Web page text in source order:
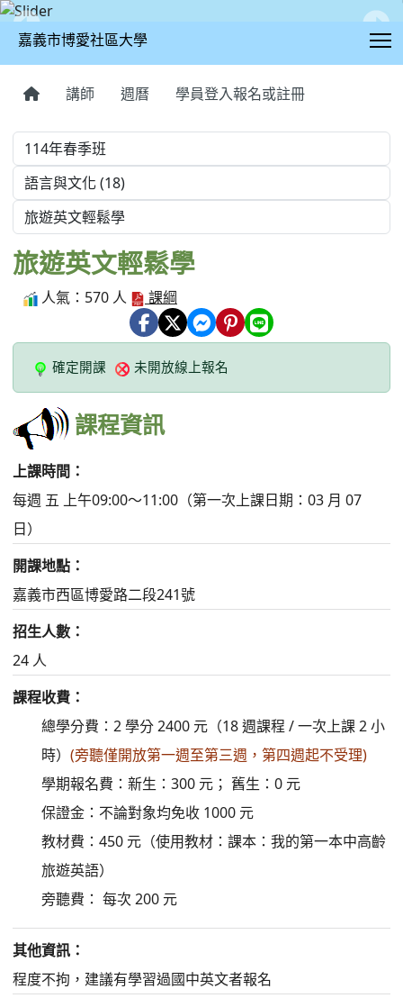
嘉義市博愛社區大學
講師 週曆 學員登入報名或註冊
學期
學程
課程
旅遊英文輕鬆學
人氣：570 人 課綱
確定開課 未開放線上報名
課程資訊
上課時間：
每週 五 上午09:00～11:00（第一次上課日期：03 月 07
日）
開課地點：
嘉義市西區博愛路二段241號
招生人數：
24 人
課程收費：
總學分費：2 學分 2400 元（18 週課程 / 一次上課 2 小
時） (旁聽僅開放第一週至第三週，第四週起不受理)
學期報名費：新生：300 元； 舊生：0 元
保證金：不論對象均免收 1000 元
教材費：450 元（使用教材：課本：我的第一本中高齡
旅遊英語）
旁聽費： 每次 200 元
其他資訊：
程度不拘，建議有學習過國中英文者報名